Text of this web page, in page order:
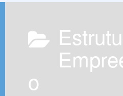
Estrutura de
o